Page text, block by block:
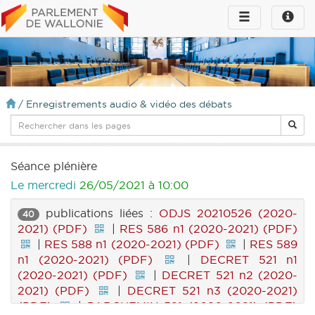
Toggle
infos
Toggle
navigation
/ Enregistrements audio & vidéo des débats
Séance plénière
Le mercredi 26/05/2021 à 10:00
40 publications liées : ODJS 20210526 (2020-
2021) (PDF)
| RES 586 n1 (2020-2021) (PDF)
| RES 588 n1 (2020-2021) (PDF) | RES 589
n1 (2020-2021) (PDF)
| DECRET 521 n1
(2020-2021) (PDF)
| DECRET 521 n2 (2020-
2021) (PDF)
| DECRET 521 n3 (2020-2021)
(PDF)
|PARCHEMIN 521 (2020-2021) (PDF)